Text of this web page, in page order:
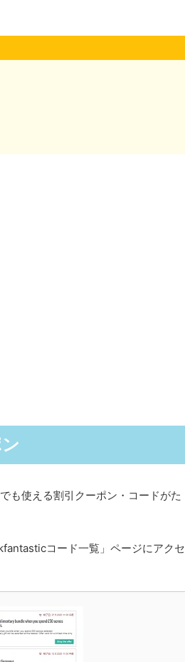
も使える割引クーポン・コードがた
コード一覧」ページにアクセ